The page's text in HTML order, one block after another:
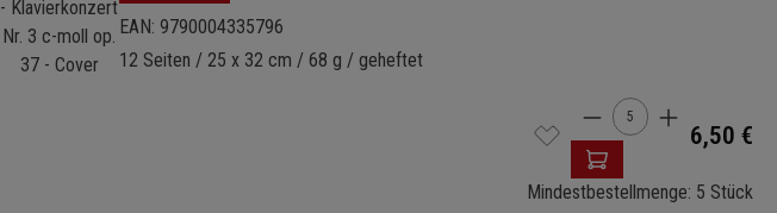
EAN: 9790004335796
12 Seiten / 25 x 32 cm / 68 g / geheftet
Produkt Anzahl:
6,50 €
Mindestbestellmenge: 5 Stück